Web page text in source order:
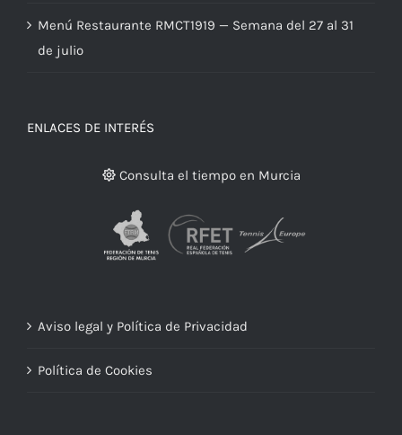
Menú Restaurante RMCT1919 — Semana del 27 al 31
de julio
ENLACES DE INTERÉS
Consulta el tiempo en Murcia
Aviso legal y Política de Privacidad
Política de Cookies